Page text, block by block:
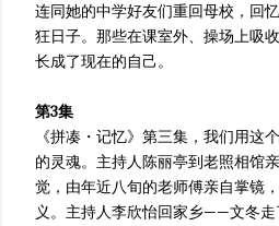
连同她的中学好友们重回母校，回
狂日子。那些在课室外、操场上吸
长成了现在的自己。
第3集
《拼凑・记忆》第三集，我们用这
的灵魂。主持人陈丽亭到老照相馆
觉，由年近八旬的老师傅亲自掌镜
义。主持人李欣怡回家乡——文冬